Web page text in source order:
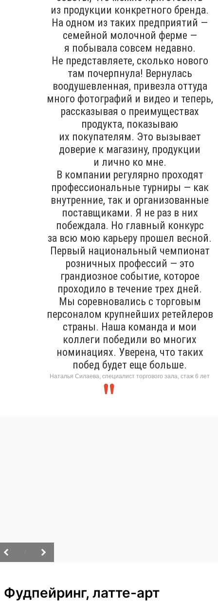
из продукции конкретного бренда.
На одном из таких предприятий —
семейной молочной ферме —
я побывала совсем недавно.
Не представляете, сколько нового
там почерпнула! Вернулась
воодушевленная, привезла оттуда
много фотографий и видео и теперь,
рассказывая о преимуществах
продукта, показываю
их покупателям. Это вызывает
доверие к магазину, продукции
и лично ко мне.
В компании регулярно проходят
профессиональные турниры — как
внутренние, так и организованные
поставщиками. Я не раз в них
побеждала. Но главный конкурс
за всю мою карьеру прошел весной.
Первый национальный чемпионат
розничных профессий — это
грандиозное событие, которое
проходило в течение трех дней.
Мы соревновались с торговым
персоналом крупнейших ретейлеров
страны. Наша команда и мои
коллеги победили во многих
номинациях. Уверена, что таких
побед будет еще больше.
Наталья Силаева, специалист торгового зала, стаж 6 лет
Фудпейринг, латте-арт